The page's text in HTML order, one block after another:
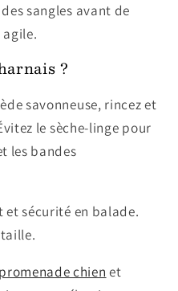
sangles avant de
?
savonneuse, rincez et
le sèche-linge pour
les bandes
et sécurité en balade.
chien et